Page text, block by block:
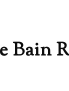
Bain